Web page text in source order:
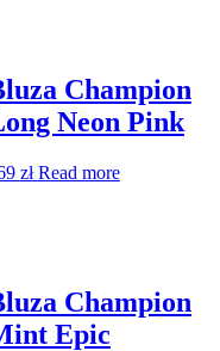
Champion
Neon Pink
zł Read more
Champion
Epic